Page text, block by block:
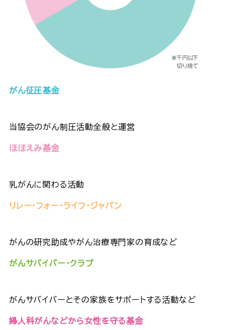
がん征圧基金
当協会のがん制圧活動全般と運営
ほほえみ基金
乳がんに関わる活動
リレー・フォー・ライフ・ジャパン
がんの研究助成やがん治療専門家の育成など
がんサバイバー・クラブ
がんサバイバーとその家族をサポートする活動など
婦人科がんなどから女性を守る基金